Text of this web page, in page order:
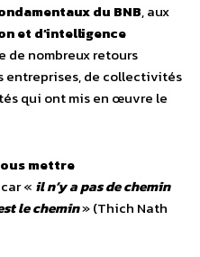
du BNB, aux
et d’intelligence
de nombreux retours
entreprises, de collectivités
qui ont mis en œuvre le
mettre
« il n’y a pas de chemin
le chemin» (Thich Nath